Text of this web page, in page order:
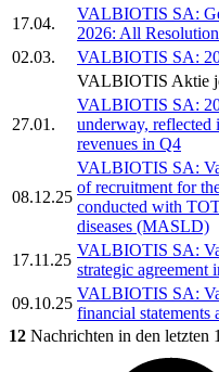
17.04.
VALBIOTIS SA:
2026: All
02.03.
VALBIOTIS SA:
VALBIOTIS Aktie
27.01.
VALBIOTIS SA:
underway, reflected
revenues in Q4
08.12.25
VALBIOTIS SA:
of recruitment for
conducted with
diseases (MASLD)
17.11.25
VALBIOTIS SA:
strategic agreement
09.10.25
VALBIOTIS SA:
financial statements
12 Nachrichten in den letzten